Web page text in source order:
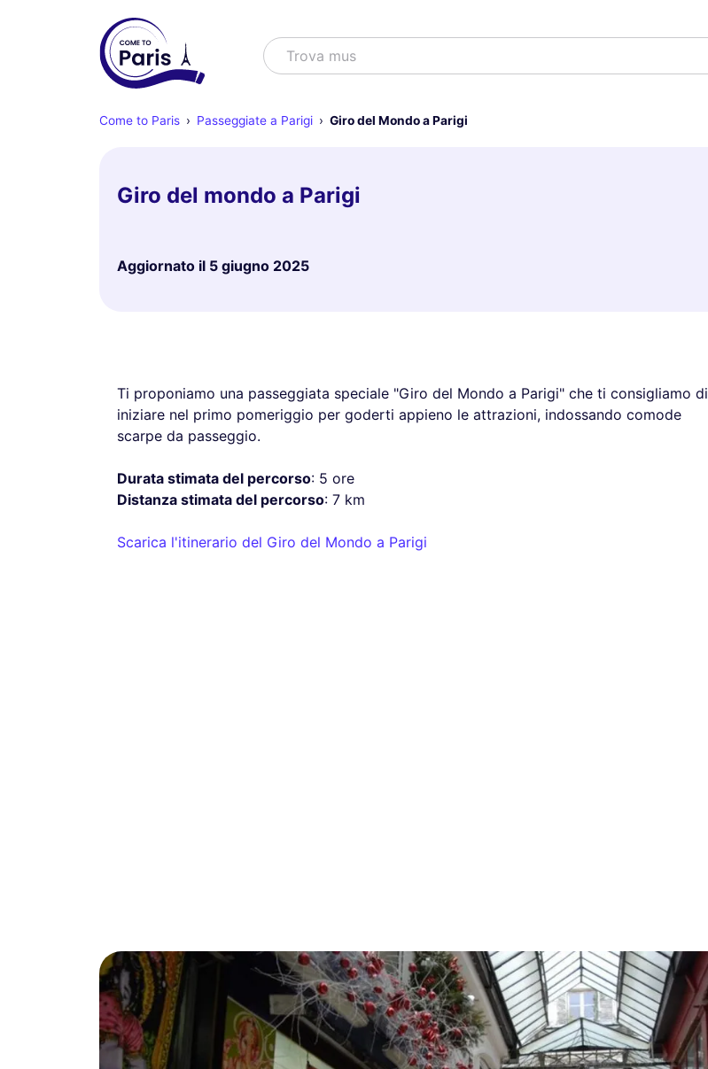
Cercare
Trova spettacoli
Come to Paris Passeggiate a Parigi Giro del Mondo a Parigi
Giro del mondo a Parigi
Aggiornato il 5 giugno 2025
Ti proponiamo una passeggiata speciale "Giro del Mondo a Parigi" che ti consigliamo di
iniziare nel primo pomeriggio per goderti appieno le attrazioni, indossando comode
scarpe da passeggio.
Durata stimata del percorso: 5 ore
Distanza stimata del percorso: 7 km
Scarica l'itinerario del Giro del Mondo a Parigi